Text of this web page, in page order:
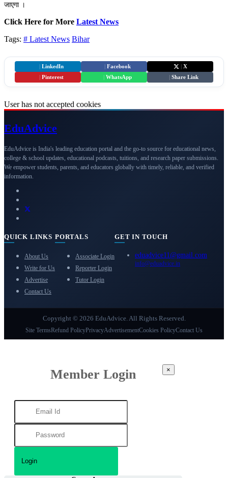
जाएगा ।
Click Here for More Latest News
Tags: # Latest News Bihar
LinkedIn Facebook
X
Pinterest WhatsApp Share Link
User has not accepted cookies
EduAdvice
EduAdvice is India's leading education portal and the go-to source for educational news,
college & school updates, educational podcasts, tuitions, and research paper submissions.
We empower students, parents, and educators globally with timely, reliable, and verified
information.
QUICK LINKS
About Us
Write for Us
Advertise
Contact Us
PORTALS
Associate Login
Reporter Login
Tutor Login
GET IN TOUCH
eduadvice11@gmail.com
info@eduadvice.in
Copyright © 2026 EduAdvice. All Rights Reserved.
Site TermsRefund PolicyPrivacyAdvertisementCookies PolicyContact Us
Member Login ×